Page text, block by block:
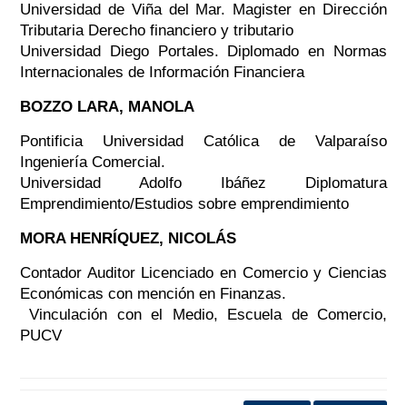
Universidad de Viña del Mar. Magister en Dirección
Tributaria Derecho financiero y tributario
Universidad Diego Portales. Diplomado en Normas
Internacionales de Información Financiera
BOZZO LARA, MANOLA
Pontificia Universidad Católica de Valparaíso
Ingeniería Comercial.
Universidad Adolfo Ibáñez Diplomatura
Emprendimiento/Estudios sobre emprendimiento
MORA HENRÍQUEZ, NICOLÁS
Contador Auditor Licenciado en Comercio y Ciencias
Económicas con mención en Finanzas.
Vinculación con el Medio, Escuela de Comercio,
PUCV